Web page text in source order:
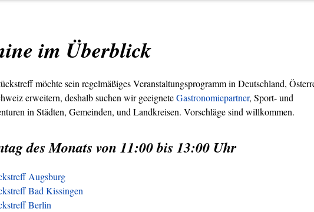
im Überblick
möchte sein regelmäßiges Veranstaltungsprogramm in Deutschland,
erweitern, deshalb suchen wir geeigneteGastronomiepartner, Sport- und
in Städten, Gemeinden, und Landkreisen. Vorschläge sind willkommen.
des Monats von 11:00 bis 13:00 Uhr
Augsburg
Bad Kissingen
Berlin